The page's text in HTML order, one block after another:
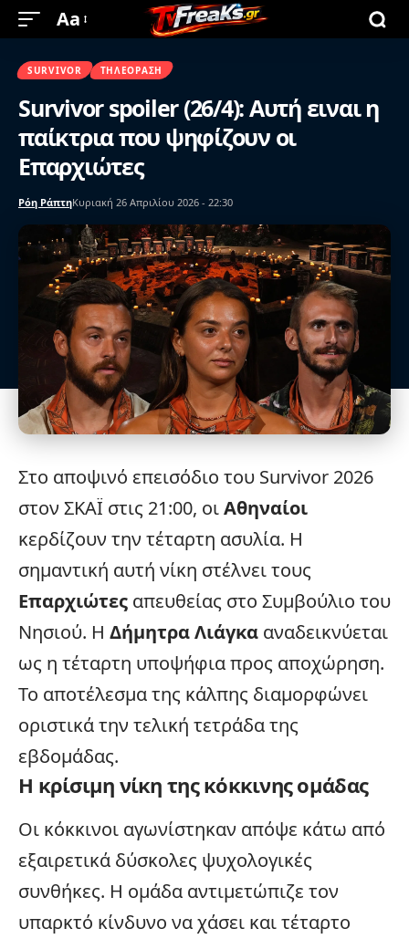
Aa
SURVIVOR ΤΗΛΕΌΡΑΣΗ
Survivor spoiler (26/4): Αυτή ειναι η
παίκτρια που ψηφίζουν οι
Επαρχιώτες
Ρόη ΡάπτηΚυριακή 26 Απριλίου 2026 - 22:30
Στο αποψινό επεισόδιο του Survivor 2026
στον ΣΚΑΪ στις 21:00, οιΑθηναίοι
κερδίζουν την τέταρτη ασυλία. Η
σημαντική αυτή νίκη στέλνει τους
Επαρχιώτες απευθείας στο Συμβούλιο του
Νησιού. Η Δήμητρα Λιάγκα αναδεικνύεται
ως η τέταρτη υποψήφια προς αποχώρηση.
Το αποτέλεσμα της κάλπης διαμορφώνει
οριστικά την τελική τετράδα της
εβδομάδας.
Η κρίσιμη νίκη της κόκκινης ομάδας
Οι κόκκινοι αγωνίστηκαν απόψε κάτω από
εξαιρετικά δύσκολες ψυχολογικές
συνθήκες. Η ομάδα αντιμετώπιζε τον
υπαρκτό κίνδυνο να χάσει και τέταρτο